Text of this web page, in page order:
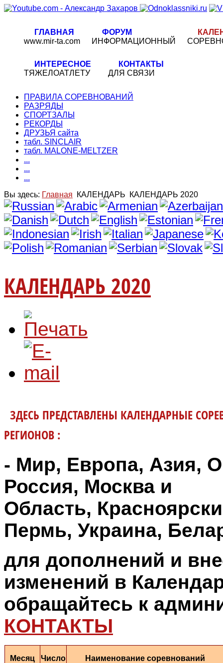
ГЛАВНАЯ
www.mir-ta.com
ФОРУМ
ИНФОРМАЦИОННЫЙ
ИНТЕРЕСНОЕ
ТЯЖЕЛОАТЛЕТУ
КОНТАКТЫ
ДЛЯ СВЯЗИ
ПРАВИЛА СОРЕВНОВАНИЙ
РАЗРЯДЫ
СПОРТЗАЛЫ
РЕКОРДЫ
ДРУЗЬЯ сайта
табл. SINCLAIR
табл. MALONE-MELTZER
...
...
...
Вы здесь: Главная КАЛЕНДАРЬ КАЛЕНДАРЬ 2020
КАЛЕНДАРЬ 2020
ЗДЕСЬ ПРЕДСТАВЛЕНЫ КАЛЕНДАРНЫЕ
РЕГИОНОВ :
- Мир, Европа, Азия,
Россия, Москва и
Область,
Пермь, Украина,
для дополнений и
изменений в
обращайтесь к
КОНТАКТЫ
Месяц Число Наименование соревнований